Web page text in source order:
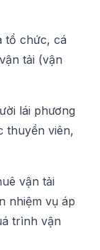
tổ chức, cá
tải (vận
lái phương
thuyền viên,
vận tải
nhiệm vụ áp
trình vận